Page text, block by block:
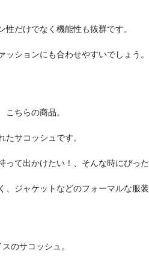
だけでなく機能性も抜群です。
ションにも合わせやすいでしょう。
ちらの商品。
サコッシュです。
って出かけたい！、そんな時にぴっ
、ジャケットなどのフォーマルな服
のサコッシュ。